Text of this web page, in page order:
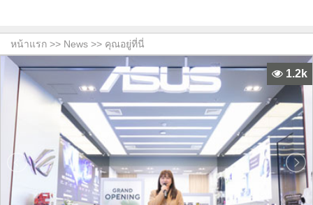
หน้าแรก >> News >> คุณอยู่ที่นี่
1.2k